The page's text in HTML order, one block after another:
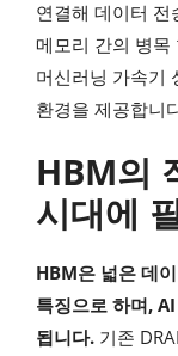
연결해 데이터
메모리 간의 병목
머신러닝 가속기
환경을 제공합니
HBM의
시대에
HBM은 넓은 데
특징으로 하며,
됩니다. 기존